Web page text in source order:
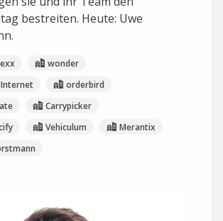
bestreiten. Heute: Uwe
wonder
orderbird
Carrypicker
Vehiculum
Merantix